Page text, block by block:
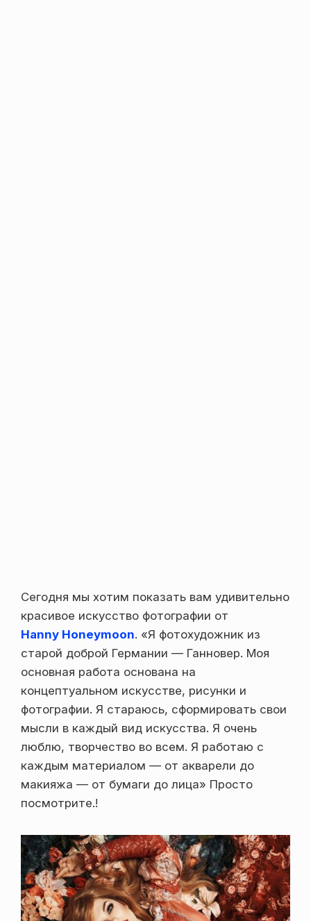
Сегодня мы хотим показать вам удивительно
красивое искусство фотографии от
Hanny Honeymoon. «Я фотохудожник из
старой доброй Германии — Ганновер. Моя
основная работа основана на
концептуальном искусстве, рисунки и
фотографии. Я стараюсь, сформировать свои
мысли в каждый вид искусства. Я очень
люблю, творчество во всем. Я работаю с
каждым материалом — от акварели до
макияжа — от бумаги до лица» Просто
посмотрите.!